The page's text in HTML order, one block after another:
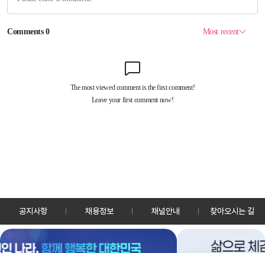
공지사항 채용정보 채널안내 찾아오시는 길
30128 세종특별자치시 정부2청사로 13 한국정책방송원 KTV
TEL: 044-204-8000